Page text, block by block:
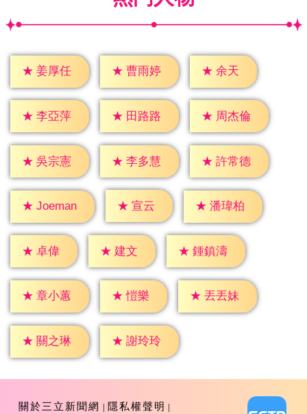
★ 姜厚任 ★ 曹雨婷 ★ 余天
★ 李亞萍 ★ 田路路 ★ 周杰倫
★ 吳宗憲 ★ 李多慧 ★ 許常德
★ Joeman ★ 宣云 ★ 潘瑋柏
★ 卓偉 ★ 建文 ★ 鍾鎮濤
★ 章小蕙 ★ 愷樂 ★ 丟丟妹
★ 關之琳 ★ 謝玲玲
關於三立新聞網 隱私權聲明